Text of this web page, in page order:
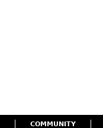
COMMUNITY